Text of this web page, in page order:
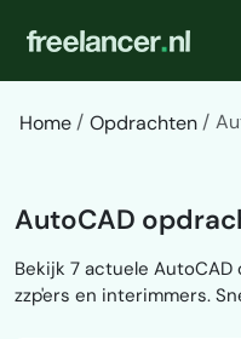
Home Opdrachten
AutoCAD
Bekijk 7 actuele
zzp'ers en interimmers.